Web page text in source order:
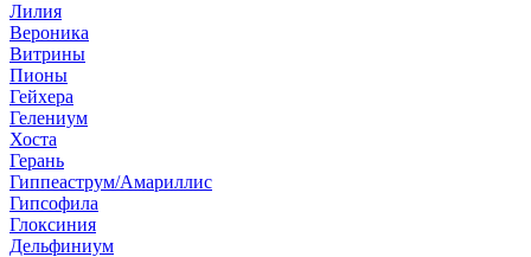
Лилия
Вероника
Витрины
Пионы
Гейхера
Гелениум
Хоста
Герань
Гиппеаструм/Амариллис
Гипсофила
Глоксиния
Дельфиниум